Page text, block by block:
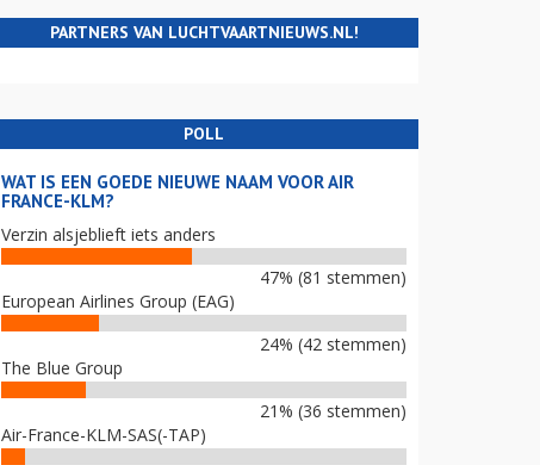
PARTNERS VAN LUCHTVAARTNIEUWS.NL!
POLL
WAT IS EEN GOEDE NIEUWE NAAM VOOR AIR
FRANCE-KLM?
Verzin alsjeblieft iets anders
47% (81 stemmen)
European Airlines Group (EAG)
24% (42 stemmen)
The Blue Group
21% (36 stemmen)
Air-France-KLM-SAS(-TAP)